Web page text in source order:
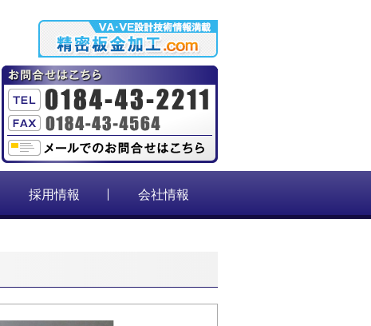
採用情報 会社情報